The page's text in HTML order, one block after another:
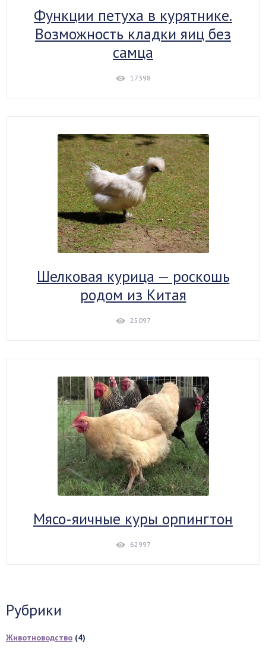
Функции петуха в курятнике.
Возможность кладки яиц без
самца
17398
Шелковая курица — роскошь
родом из Китая
25097
Мясо-яичные куры орпингтон
62997
Рубрики
Животноводство (4)